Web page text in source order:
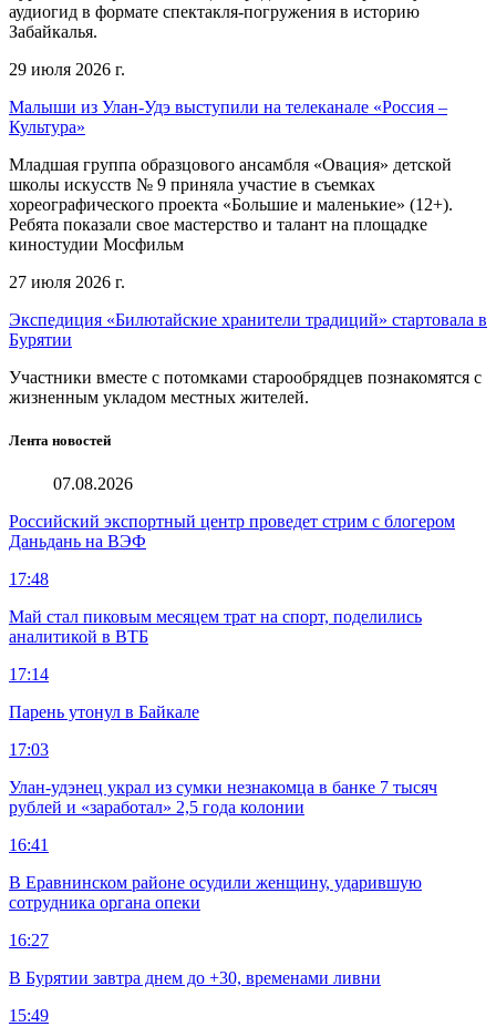
аудиогид в формате спектакля-погружения в историю
Забайкалья.
29 июля 2026 г.
Малыши из Улан-Удэ выступили на телеканале «Россия –
Культура»
Младшая группа образцового ансамбля «Овация» детской
школы искусств № 9 приняла участие в съемках
хореографического проекта «Большие и маленькие» (12+).
Ребята показали свое мастерство и талант на площадке
киностудии Мосфильм
27 июля 2026 г.
Экспедиция «Билютайские хранители традиций» стартовала в
Бурятии
Участники вместе с потомками старообрядцев познакомятся с
жизненным укладом местных жителей.
Лента новостей
07.08.2026
Российский экспортный центр проведет стрим с блогером
Даньдань на ВЭФ
17:48
Май стал пиковым месяцем трат на спорт, поделились
аналитикой в ВТБ
17:14
Парень утонул в Байкале
17:03
Улан-удэнец украл из сумки незнакомца в банке 7 тысяч
рублей и «заработал» 2,5 года колонии
16:41
В Еравнинском районе осудили женщину, ударившую
сотрудника органа опеки
16:27
В Бурятии завтра днем до +30, временами ливни
15:49